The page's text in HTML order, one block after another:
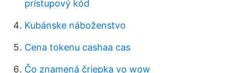
prístupový kód
Kubánske náboženstvo
Cena tokenu cashaa cas
Čo znamená čriepka vo wow